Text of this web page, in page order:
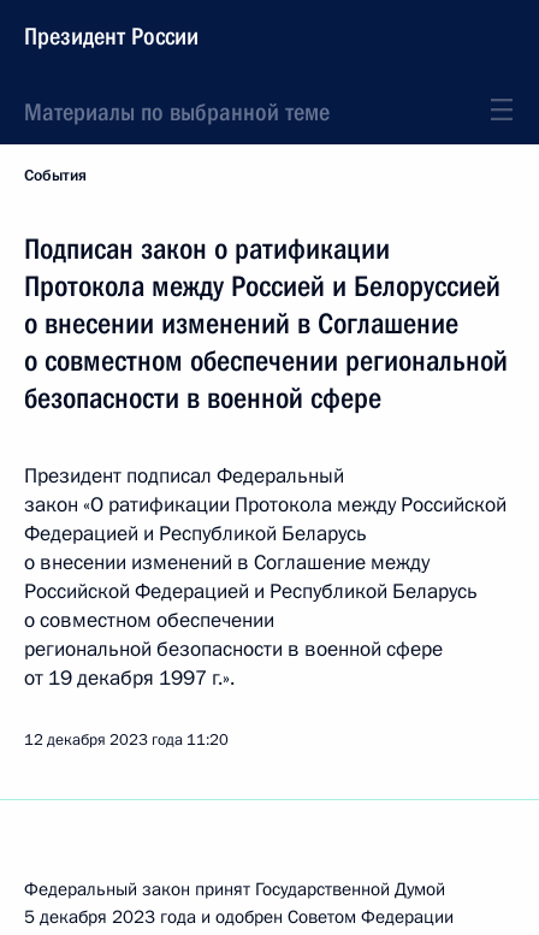
Президент России
Материалы по выбранной теме
События
Подписан закон о ратификации
Протокола между Россией и Белоруссией
о внесении изменений в Соглашение
о совместном обеспечении региональной
безопасности в военной сфере
Президент подписал Федеральный
закон «О ратификации Протокола между Российской
Федерацией и Республикой Беларусь
о внесении изменений в Соглашение между
Российской Федерацией и Республикой Беларусь
о совместном обеспечении
региональной безопасности в военной сфере
от 19 декабря 1997 г.».
12 декабря 2023 года 11:20
Федеральный закон принят Государственной Думой
5 декабря 2023 года и одобрен Советом Федерации